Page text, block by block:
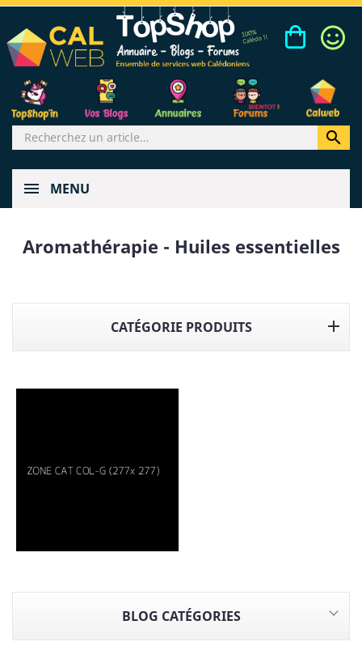

MENU
Aromathérapie - Huiles essentielles
CATÉGORIE PRODUITS 
BLOG CATÉGORIES